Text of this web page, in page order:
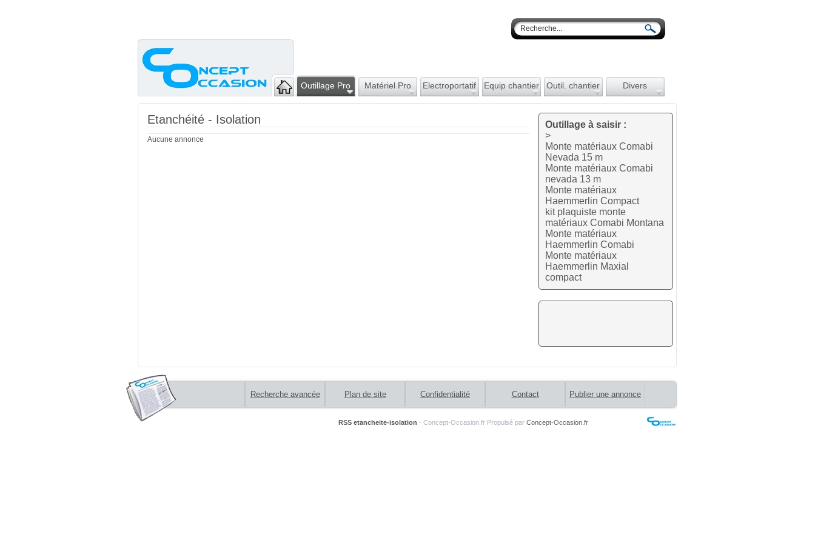
Outillage Pro Matériel Pro Electroportatif Equip chantier Outil. chantier Divers
Etanchéité - Isolation
Aucune annonce
Outillage à saisir :
>
Monte matériaux Comabi
Nevada 15 m
Monte matériaux Comabi
nevada 13 m
Monte matériaux
Haemmerlin Compact
kit plaquiste monte
matériaux Comabi Montana
Monte matériaux
Haemmerlin Comabi
Monte matériaux
Haemmerlin Maxial
compact
Recherche avancée Plan de site Confidentialité Contact Publier une annonce
RSS etancheite-isolation - Concept-Occasion.fr Propulsé par Concept-Occasion.fr